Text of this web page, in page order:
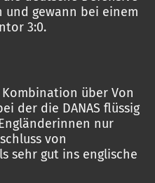
und gewann bei einem
3:0.
über Von
der die DANAS flüssig
nur
von
sehr gut ins englische